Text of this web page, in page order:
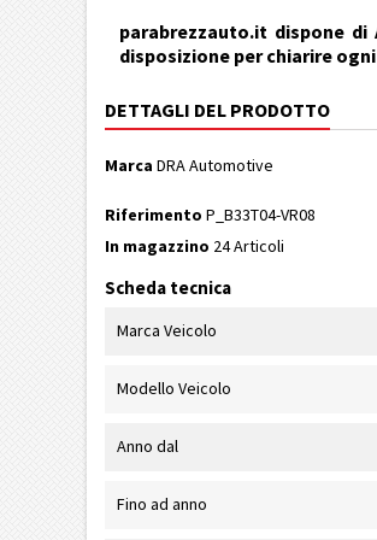
parabrezzauto.it dispone
disposizione per chiarire
DETTAGLI DEL PRODOTTO
Marca DRA Automotive
Riferimento P_B33T04-VR08
In magazzino 24 Articoli
Scheda tecnica
Marca Veicolo
Modello Veicolo
Anno dal
Fino ad anno